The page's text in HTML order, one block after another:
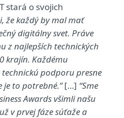
stará o svojich
že každý by mal mať
digitálny svet. Práve
z najlepších technických
krajín. Každému
podporu presne
je to potrebné.”[…] “Sme
Awards všimli našu
v prvej fáze súťaže a